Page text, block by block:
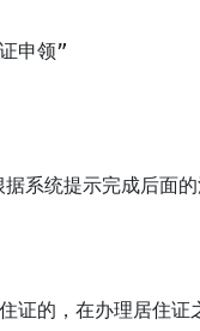
申领”
系统提示完成后面
证的，在办理居住证